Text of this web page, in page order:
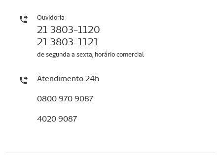
Ouvidoria
21 3803-1120
21 3803-1121
de segunda a sexta, horário comercial
Atendimento 24h
0800 970 9087
4020 9087